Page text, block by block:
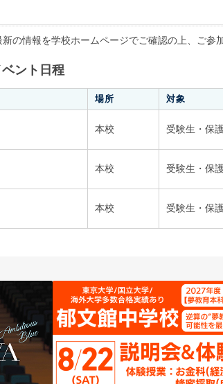
の情報を学校ホームページでご確認の上、ご参
ント日程
場所 対象
本校 受験生・保
本校 受験生・保
本校 受験生・保